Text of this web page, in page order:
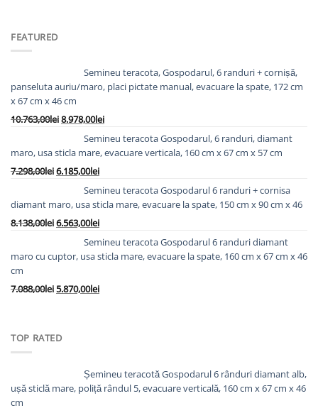
4.610,00lei.
FEATURED
Semineu teracota, Gospodarul, 6 randuri + cornișă,
panseluta auriu/maro, placi pictate manual, evacuare la spate, 172 cm
x 67 cm x 46 cm
10.763,00leiPrețul
a
10.763,00lei.
8.978,00leiPrețul
curent
Semineu teracota Gospodarul, 6 randuri, diamant
maro, usa sticla mare, evacuare verticala, 160 cm x 67 cm x 57 cm
7.298,00leiPrețul
fost:
7.298,00lei.
6.185,00leiPrețul
curent
este:
6.185,00lei.
Semineu teracota Gospodarul 6 randuri + cornisa
diamant maro, usa sticla mare, evacuare la spate, 150 cm x 90 cm x 46
8.138,00leiPrețul
fost:
6.563,00leiPrețul
curent
este:
6.563,00lei.
Semineu teracota Gospodarul 6 randuri diamant
maro cu cuptor, usa sticla mare, evacuare la spate, 160 cm x 67 cm x 46
cm
7.088,00leiPrețul
7.088,00lei.
5.870,00leiPrețul
TOP RATED
Șemineu teracotă Gospodarul 6 rânduri diamant alb,
ușă sticlă mare, poliță rândul 5, evacuare verticală, 160 cm x 67 cm x 46
cm